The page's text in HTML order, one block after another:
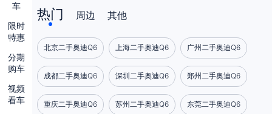
车
限时
特惠
分期
购车
视频
看车
热门 周边 其他
北京二手奥迪Q6 上海二手奥迪Q6 广州二手奥迪Q6
成都二手奥迪Q6 深圳二手奥迪Q6 郑州二手奥迪Q6
重庆二手奥迪Q6 苏州二手奥迪Q6 东莞二手奥迪Q6